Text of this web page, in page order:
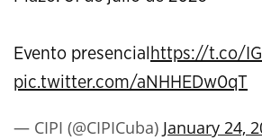
Evento presencial https://t.co/
pic.twitter.com/aNHHEDw0qT
— CIPI (@CIPICuba) January 24,